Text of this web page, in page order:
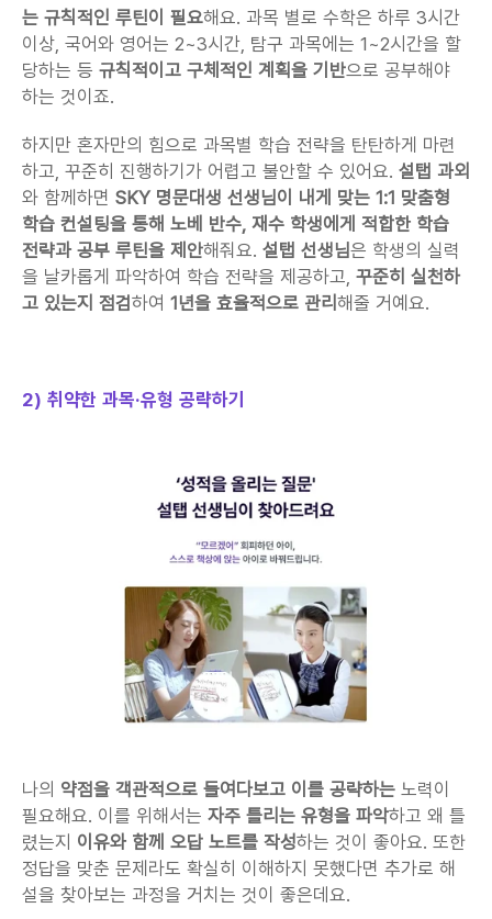
는 규칙적인 루틴이 필요해요. 과목 별로 수학은 하루 3시간
이상, 국어와 영어는 2~3시간, 탐구 과목에는 1~2시간을 할
당하는 등 규칙적이고 구체적인 계획을 기반으로 공부해야
하는 것이죠.
하지만 혼자만의 힘으로 과목별 학습 전략을 탄탄하게 마련
하고, 꾸준히 진행하기가 어렵고 불안할 수 있어요. 설탭 과외
와 함께하면 SKY 명문대생 선생님이 내게 맞는 1:1 맞춤형
학습 컨설팅을 통해 노베 반수, 재수 학생에게 적합한 학습
전략과 공부 루틴을 제안해줘요. 설탭 선생님은 학생의 실력
을 날카롭게 파악하여 학습 전략을 제공하고, 꾸준히 실천하
고 있는지 점검하여 1년을 효율적으로 관리해줄 거예요.
2) 취약한 과목·유형 공략하기
나의 약점을 객관적으로 들여다보고 이를 공략하는 노력이
필요해요. 이를 위해서는 자주 틀리는 유형을 파악하고 왜 틀
렸는지 이유와 함께 오답 노트를 작성하는 것이 좋아요. 또한
정답을 맞춘 문제라도 확실히 이해하지 못했다면 추가로 해
설을 찾아보는 과정을 거치는 것이 좋은데요.